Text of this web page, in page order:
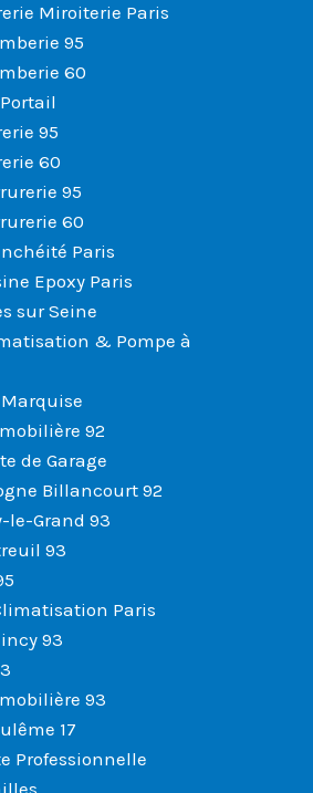
Miroiterie Paris
95
60
95
60
95
60
Paris
Epoxy Paris
sur Seine
& Pompe à
92
de Garage
Billancourt 92
le-Grand 93
93
Paris
93
93
17
Professionnelle